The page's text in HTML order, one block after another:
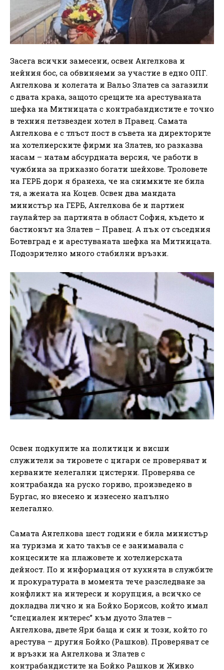
Засега всички замесени, освен Ангелкова и
нейния бос, са обвиняеми за участие в едно ОПГ.
Ангелкова и колегата и Вальо Златев са загазили
с двата крака, защото срещите на арестуваната
шефка на Митницата с контрабандистите е точно
в техния петзвезден хотел в Правец. Самата
Ангелкова е с тлъст пост в съвета на директорите
на хотелиерските фирми на Златев, но разказва
насам – натам абсурдната версия, че работи в
чужбина за приказно богати шейхове. Троловете
на ГЕРБ дори я бранеха, че на снимките не била
тя, а жената на Коцев. Освен два мандата
министър на ГЕРБ, Ангелкова бе и партиен
гаулайтер за партията в област София, където и
бастионът на Златев – Правец. А пък от съседния
Ботевград е и арестуваната шефка на Митницата.
Подозрително много стабилни връзки.
Освен подкупите на политици и висши
служители за тировете с цигари се проверяват и
керваните нелегални цистерни. Проверява се
контрабанда на руско гориво, произведено в
Бургас, но внесено и изнесено напълно
нелегално.
Самата Ангелкова шест години е била министър
на туризма и като такъв се е занимавала с
концесиите на плажовете и хотелиерската
дейност. По и информация от кухнята в службите
и прокуратурата в момента тече разследване за
конфликт на интереси и корупция, а всичко се
докладва лично и на Бойко Борисов, който имал
“специален интерес” към дуото Златев –
Ангелкова, двете Яри баща и син и този, който го
арестува – другия Бойко (Рашков). Проверяват се
и връзки на Ангелкова и Златев с
контрабандистите на Бойко Рашков и Живко